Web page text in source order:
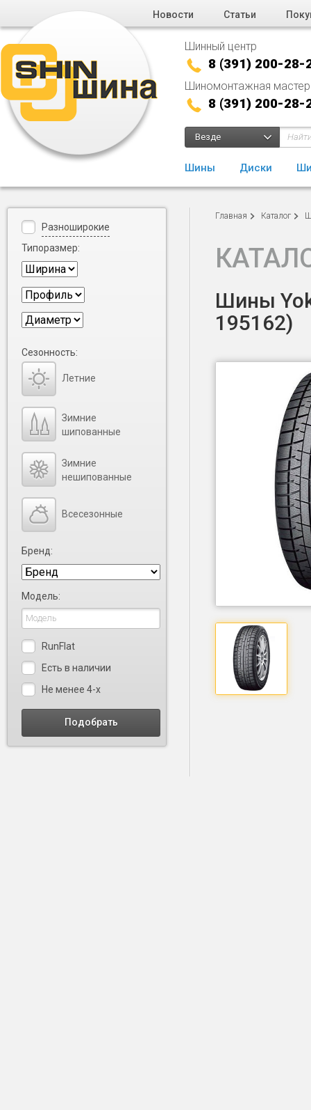
Новости Статьи
Шинный центр
8 (391) 200-28-
Шиномонтажная
8 (391) 200-28-
Везде
Шины Диски
Главная Каталог
Шины
195162)
Разноширокие
Типоразмер:
Сезонность:
Летние
Зимние
шипованные
Зимние
нешипованные
Всесезонные
Бренд:
Модель:
RunFlat
Есть в наличии
Не менее 4-х